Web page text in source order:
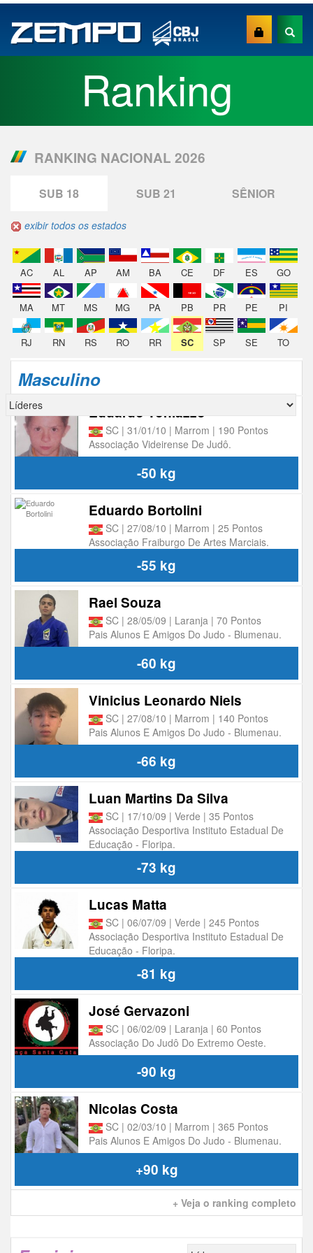
Ranking
RANKING NACIONAL 2026
SUB 18 SUB 21 SÊNIOR
exibir todos os estados
AC AL AP AM BA CE DF ES GO
MA MT MS MG PA PB PR PE PI
RJ RN RS RO RR SC SP SE TO
Masculino
Eduardo Toniazzo
SC | 31/01/10 | Marrom | 190 Pontos
Associação Videirense De Judô.
-50 kg
Eduardo Bortolini
SC | 27/08/10 | Marrom | 25 Pontos
Associação Fraiburgo De Artes Marciais.
-55 kg
Rael Souza
SC | 28/05/09 | Laranja | 70 Pontos
Pais Alunos E Amigos Do Judo - Blumenau.
-60 kg
Vinicius Leonardo Niels
SC | 27/08/10 | Marrom | 140 Pontos
Pais Alunos E Amigos Do Judo - Blumenau.
-66 kg
Luan Martins Da Silva
SC | 17/10/09 | Verde | 35 Pontos
Associação Desportiva Instituto Estadual De
Educação - Floripa.
-73 kg
Lucas Matta
SC | 06/07/09 | Verde | 245 Pontos
Associação Desportiva Instituto Estadual De
Educação - Floripa.
-81 kg
José Gervazoni
SC | 06/02/09 | Laranja | 60 Pontos
Associação Do Judô Do Extremo Oeste.
-90 kg
Nicolas Costa
SC | 02/03/10 | Marrom | 365 Pontos
Pais Alunos E Amigos Do Judo - Blumenau.
+90 kg
+ Veja o ranking completo